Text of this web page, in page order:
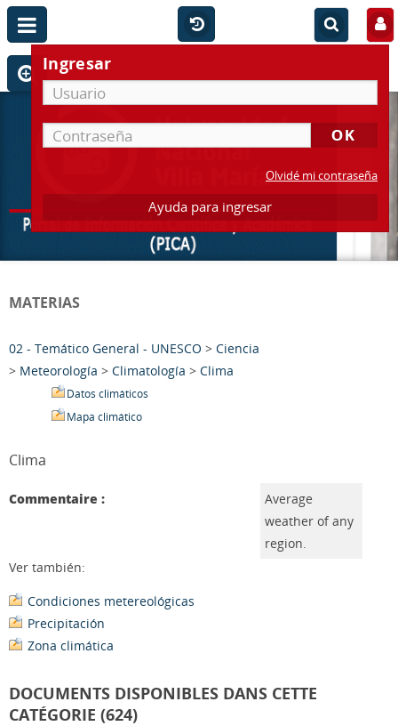
Ingresar
Olvidé mi contraseña
Ayuda para ingresar
MATERIAS
02 - Temático General - UNESCO > Ciencia
> Meteorología > Climatología > Clima
Datos climáticos
Mapa climático
Clima
Commentaire :
Average
weather of any
region.
Ver también:
Condiciones metereológicas
Precipitación
Zona climática
DOCUMENTS DISPONIBLES DANS CETTE
CATÉGORIE (624)